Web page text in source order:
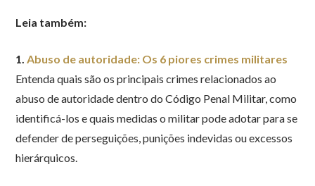
Leia também:
1.Abuso de autoridade: Os 6 piores crimes militares
Entenda quais são os principais crimes relacionados ao
abuso de autoridade dentro do Código Penal Militar, como
identificá-los e quais medidas o militar pode adotar para se
defender de perseguições, punições indevidas ou excessos
hierárquicos.